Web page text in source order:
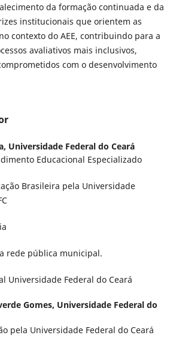
da formação continuada e da
institucionais que orientem as
contexto do AEE, contribuindo para a
avaliativos mais inclusivos,
com o desenvolvimento
Universidade Federal do Ceará
Educacional Especializado
Brasileira pela Universidade
rede pública municipal.
Universidade Federal do Ceará
Gomes, Universidade Federal do
pela Universidade Federal do Ceará